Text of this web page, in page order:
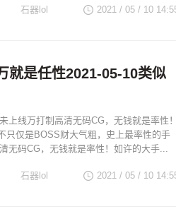
2021 / 05 / 10
石器lol
就是任性2021-05-10类似
上线万打制高清无码CG，无钱就是率性
只仅是BOSS财大气粗，史上最率性的手
无码CG，无钱就是率性！如许的大手...
2021 / 05 / 10
石器lol